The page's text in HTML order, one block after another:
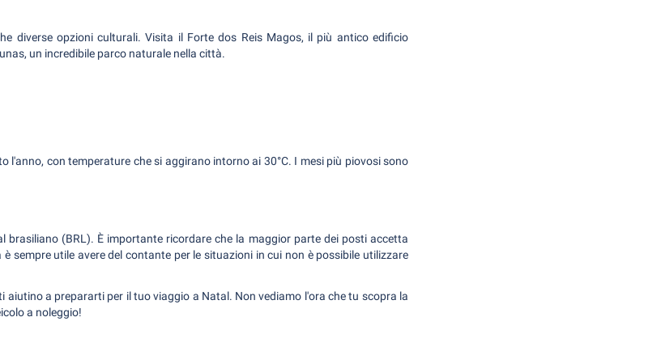
diverse opzioni culturali. Visita il Forte dos Reis Magos, il più antico edificio
un incredibile parco naturale nella città.
l'anno, con temperature che si aggirano intorno ai 30°C. I mesi più piovosi sono
brasiliano (BRL). È importante ricordare che la maggior parte dei posti accetta
sempre utile avere del contante per le situazioni in cui non è possibile utilizzare
aiutino a prepararti per il tuo viaggio a Natal. Non vediamo l'ora che tu scopra la
a noleggio!